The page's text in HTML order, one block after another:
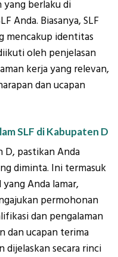
yang berlaku di
Anda. Biasanya, SLF
mencakup identitas
oleh penjelasan
kerja yang relevan,
dan ucapan
SLF di Kabupaten D
D, pastikan Anda
diminta. Ini termasuk
Anda lamar,
permohonan
dan pengalaman
dan ucapan terima
dijelaskan secara rinci